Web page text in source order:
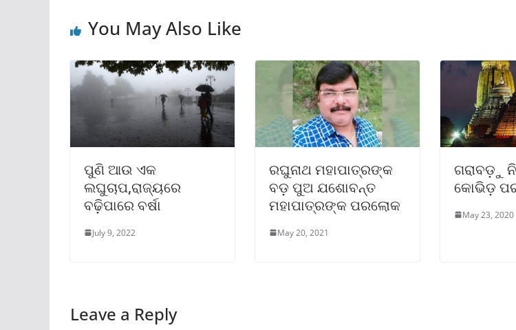
You May Also Like
ପୁଣି ଆଉ ଏକ
ଲଘୁଚାପ,ରାଜ୍ୟରେ
ବଢ଼ିପାରେ ବର୍ଷା
July 9, 2022
ରଘୁନାଥ ମହାପାତ୍ରଙ୍କ
ବଡ଼ ପୁଅ ଯଶୋବନ୍ତ
ମହାପାତ୍ରଙ୍କ ପରଲୋକ
May 20, 2021
ଗରାବଡ଼ୁ
କୋଭିଡ଼
May 23, 2020
Leave a Reply